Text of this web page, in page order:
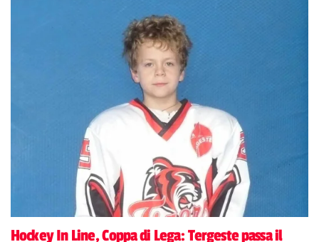
Hockey In Line, Coppa di Lega: Tergeste passa il